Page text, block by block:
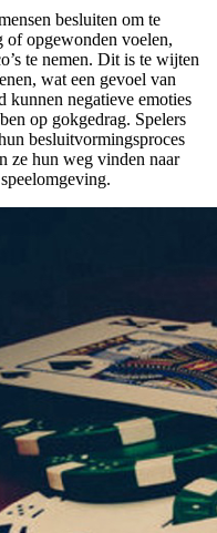
besluiten om te
of opgewonden voelen,
te nemen. Dit is te wijten
wat een gevoel van
kunnen negatieve emoties
op gokgedrag. Spelers
besluitvormingsproces
ze hun weg vinden naar